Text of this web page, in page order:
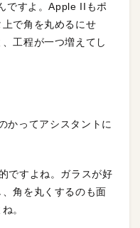
ですよ。Apple IIもポ
で角を丸めるにせ
工程が一つ増えてし
かってアシスタントに
ですよね。ガラスが好
角を丸くするのも面
。